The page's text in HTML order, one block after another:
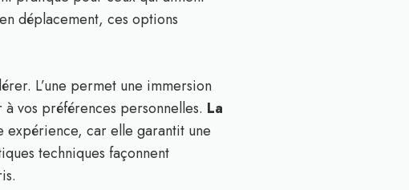
déplacement, ces options
L’une permet une immersion
vos préférences personnelles. La
expérience, car elle garantit une
techniques façonnent